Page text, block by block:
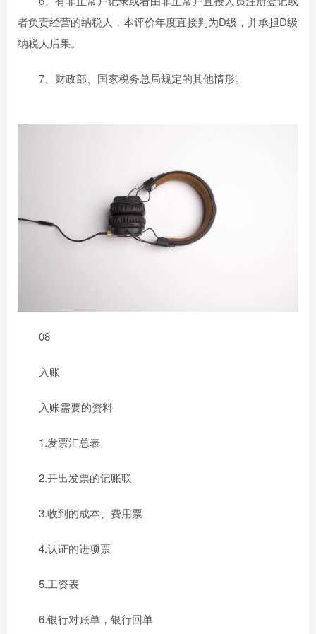
者负责经营的纳税人，本评价年度直接判为D级，并承担D级
纳税人后果。
7、财政部、国家税务总局规定的其他情形。
08
入账
入账需要的资料
1.发票汇总表
2.开出发票的记账联
3.收到的成本、费用票
4.认证的进项票
5.工资表
6.银行对账单，银行回单